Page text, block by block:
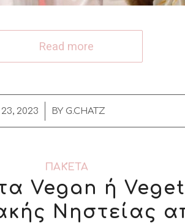
Read more
2023
/ BY G.CHATZ
ΠΑΚΈΤΑ
Vegan ή
Νηστείας